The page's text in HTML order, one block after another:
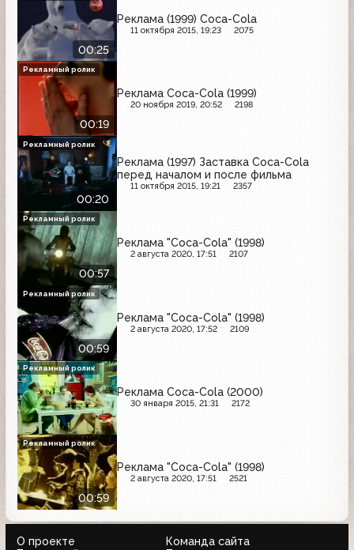
00:25
Реклама (1999) Coca-Cola
11 октября 2015, 19:23 2075
00:19
Реклама Coca-Cola (1999)
20 ноября 2019, 20:52 2198
Рекламный ролик
00:20
Реклама (1997) Заставка Coca-Cola
перед началом и после фильма
11 октября 2015, 19:21 2357
Рекламный ролик
00:57
Реклама "Coca-Cola" (1998)
2 августа 2020, 17:51 2107
Рекламный ролик
00:59
Реклама "Coca-Cola" (1998)
2 августа 2020, 17:52 2109
Рекламный ролик
Реклама Coca-Cola (2000)
30 января 2015, 21:31 2172
Рекламный ролик
00:59
Реклама "Coca-Cola" (1998)
2 августа 2020, 17:51 2521
Рекламный ролик
О проекте
Команда сайта